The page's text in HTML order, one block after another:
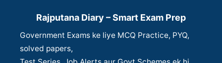
Rajputana Diary – Smart Exam Prep
Government Exams ke liye MCQ Practice, PYQ,
solved papers,